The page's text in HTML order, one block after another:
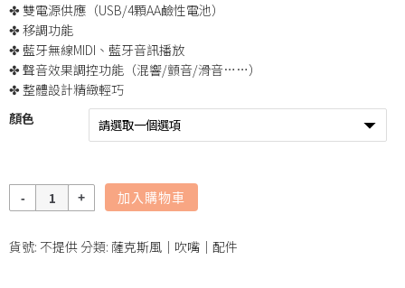
✤ 雙電源供應（USB/4顆AA鹼性電池）
✤ 移調功能
✤ 藍牙無線MIDI、藍牙音訊播放
✤ 聲音效果調控功能（混響/顫音/滑音……）
✤ 整體設計精緻輕巧
顏色
量
加入購物車
貨號: 不提供分類: 薩克斯風｜吹嘴｜配件